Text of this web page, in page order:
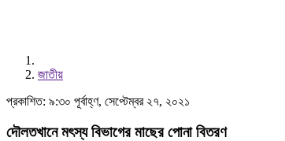
জাতীয়
প্রকাশিত: ৯:৩০ পূর্বাহ্ণ, সেপ্টেম্বর ২৭, ২০২১
দৌলতখানে মৎস্য বিভাগের মাছের পোনা বিতরণ